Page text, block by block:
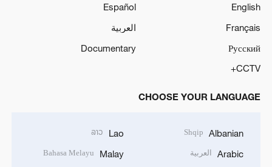
English
Español
Français
العربية
Русский
Documentary
CCTV+
CHOOSE YOUR LANGUAGE
Albanian
Shqip
Arabic العربية
Lao
ລາວ
Malay
Bahasa Melayu